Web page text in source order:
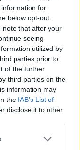
for
below opt-out
note that after your
seeing
utilized by
parties prior to
of the further
third parties on the
information may
the IAB’s List of
disclose it to other
az Egyesült
a Trump-
a bajba jutott
most további
X finanszírozás